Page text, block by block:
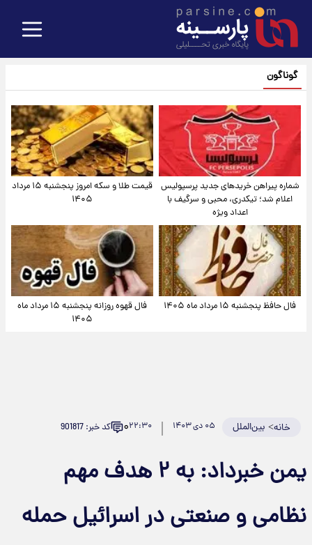
گوناگون
شماره پیراهن خریدهای جدید پرسپولیس
اعلام شد؛ تیکدری، محبی و سرگیف با
اعداد ویژه
قیمت طلا و سکه امروز پنجشنبه ۱۵ مرداد
۱۴۰۵
فال حافظ پنجشنبه ۱۵ مرداد ماه ۱۴۰۵
فال قهوه روزانه پنجشنبه ۱۵ مرداد ماه
۱۴۰۵
خانه> بین‌الملل ۰۵ دی ۱۴۰۳ ۲۲:۳۰۰ کد خبر: 901817
یمن خبرداد: به ۲ هدف مهم
نظامی و صنعتی در اسرائیل حمله